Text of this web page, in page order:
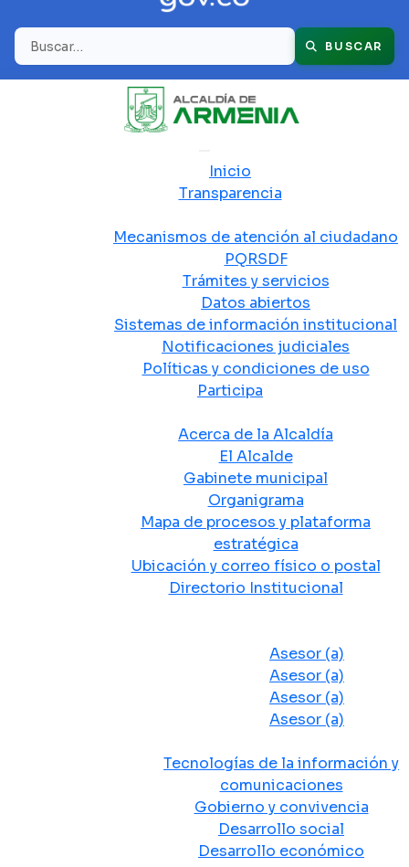
Buscar BUSCAR
Inicio
Transparencia
Mecanismos de atención al ciudadano
PQRSDF
Trámites y servicios
Datos abiertos
Sistemas de información institucional
Notificaciones judiciales
Políticas y condiciones de uso
Participa
Acerca de la Alcaldía
El Alcalde
Gabinete municipal
Organigrama
Mapa de procesos y plataforma
estratégica
Ubicación y correo físico o postal
Directorio Institucional
Asesor (a)
Asesor (a)
Asesor (a)
Asesor (a)
Tecnologías de la información y
comunicaciones
Gobierno y convivencia
Desarrollo social
Desarrollo económico